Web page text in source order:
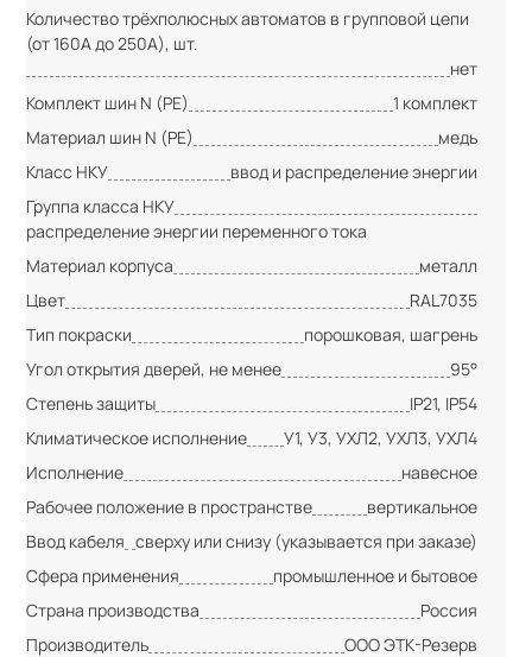
Количество трёхполюсных автоматов в групповой цепи
(от 160А до 250А), шт.
нет
Комплект шин N (PE)
1 комплект
Материал шин N (PE)
медь
Класс НКУ
ввод и распределение энергии
Группа класса НКУ
распределение энергии переменного тока
Материал корпуса
металл
Цвет
RAL7035
Тип покраски
порошковая, шагрень
Угол открытия дверей, не менее
95°
Степень защиты
IP21, IP54
Климатическое исполнение
У1, У3, УХЛ2, УХЛ3, УХЛ4
Исполнение
навесное
Рабочее положение в пространстве
вертикальное
Ввод кабеля сверху или снизу (указывается при заказе)
Сфера применения
промышленное и бытовое
Страна производства
Россия
Производитель
ООО ЭТК-Резерв